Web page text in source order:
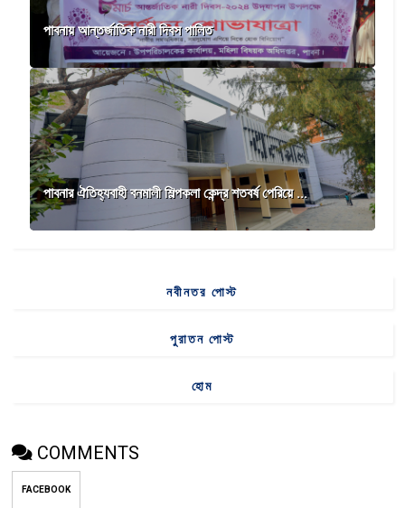
পাবনায় আন্তর্জাতিক নারী দিবস পালিত
পাবনার ঐতিহ্যবাহী বনমালী শিল্পকলা কেন্দ্র শতবর্ষ পেরিয়ে ...
নবীনতর পোস্ট
পুরাতন পোস্ট
হোম
COMMENTS
FACEBOOK